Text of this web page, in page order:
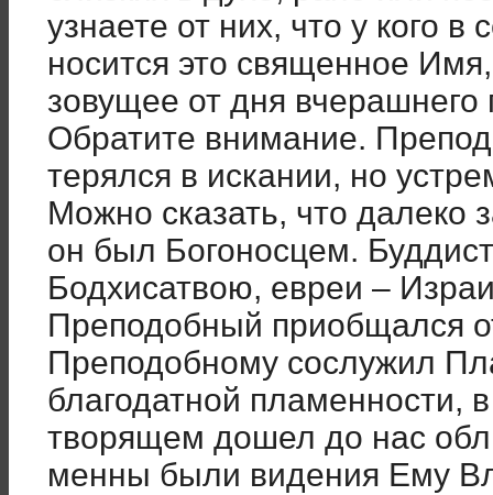
узнаете от них, что у кого в
носится это священное
зовущее от дня вчерашнего
Обратите внимание.
терялся в искании, но
Можно сказать, что далеко
он был Богоносцем.
Бодхисатвою, евреи –
Преподобный приобщался
Преподобному сослужил
благодатной пламенности,
творящем дошел до нас
менны были видения Ему